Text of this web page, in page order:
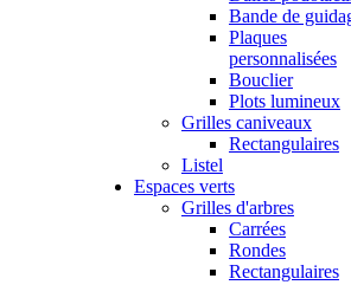
Bande de
Plaques
personnalisées
Bouclier
Plots lumineux
Grilles caniveaux
Rectangulaires
Listel
Espaces verts
Grilles d'arbres
Carrées
Rondes
Rectangulaires